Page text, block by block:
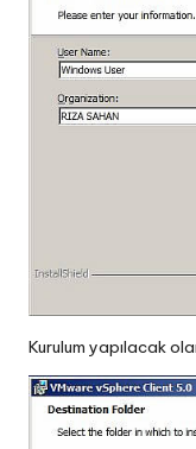
Kurulum yapılacak